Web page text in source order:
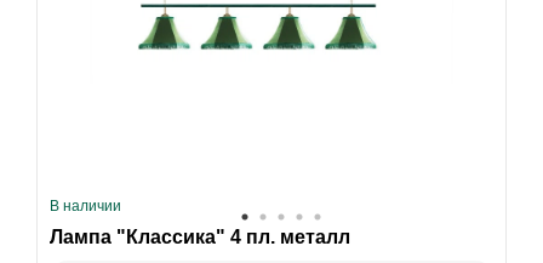
В наличии
Лампа "Классика" 4 пл. металл